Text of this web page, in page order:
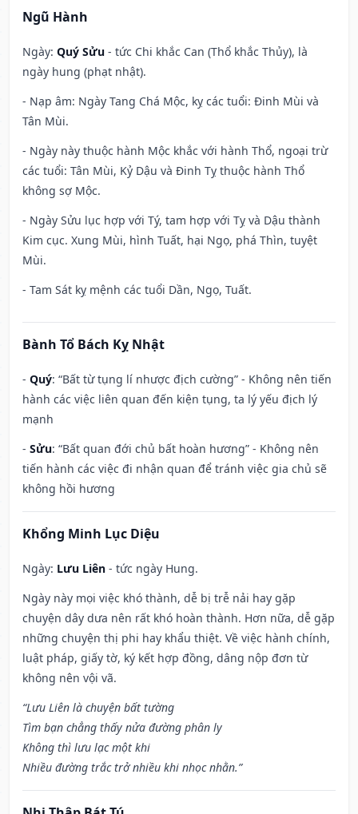
Ngũ Hành
Ngày: Quý Sửu - tức Chi khắc Can (Thổ khắc Thủy), là
ngày hung (phạt nhật).
- Nạp âm: Ngày Tang Chá Mộc, kỵ các tuổi: Đinh Mùi và
Tân Mùi.
- Ngày này thuộc hành Mộc khắc với hành Thổ, ngoại trừ
các tuổi: Tân Mùi, Kỷ Dậu và Đinh Tỵ thuộc hành Thổ
không sợ Mộc.
- Ngày Sửu lục hợp với Tý, tam hợp với Tỵ và Dậu thành
Kim cục. Xung Mùi, hình Tuất, hại Ngọ, phá Thìn, tuyệt
Mùi.
- Tam Sát kỵ mệnh các tuổi Dần, Ngọ, Tuất.
Bành Tổ Bách Kỵ Nhật
- Quý: “Bất từ tụng lí nhược địch cường” - Không nên tiến
hành các việc liên quan đến kiện tụng, ta lý yếu địch lý
mạnh
- Sửu: “Bất quan đới chủ bất hoàn hương” - Không nên
tiến hành các việc đi nhận quan để tránh việc gia chủ sẽ
không hồi hương
Khổng Minh Lục Diệu
Ngày: Lưu Liên - tức ngày Hung.
Ngày này mọi việc khó thành, dễ bị trễ nải hay gặp
chuyện dây dưa nên rất khó hoàn thành. Hơn nữa, dễ gặp
những chuyện thị phi hay khẩu thiệt. Về việc hành chính,
luật pháp, giấy tờ, ký kết hợp đồng, dâng nộp đơn từ
không nên vội vã.
“Lưu Liên là chuyện bất tường
Tìm bạn chẳng thấy nửa đường phân ly
Không thì lưu lạc một khi
Nhiều đường trắc trở nhiều khi nhọc nhằn.”